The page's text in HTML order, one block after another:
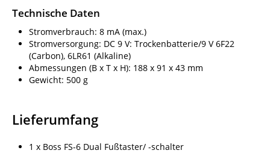
Technische Daten
Stromverbrauch: 8 mA (max.)
Stromversorgung: DC 9 V: Trockenbatterie/9 V 6F22
(Carbon), 6LR61 (Alkaline)
Abmessungen (B x T x H): 188 x 91 x 43 mm
Gewicht: 500 g
Lieferumfang
1 x Boss FS-6 Dual Fußtaster/ -schalter